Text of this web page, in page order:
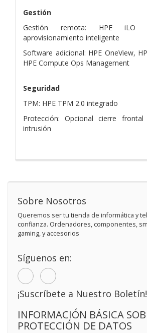
Gestión
Gestión remota: HPE iLO
aprovisionamiento inteligente
Software adicional: HPE OneView,
HPE Compute Ops Management
Seguridad
TPM: HPE TPM 2.0 integrado
Protección: Opcional cierre
intrusión
Sobre Nosotros
Queremos ser tu tienda de informática y
confianza. Ordenadores, componentes,
gaming, y accesorios
Síguenos en:
¡Suscríbete a Nuestro Boletín!
INFORMACIÓN BÁSICA
PROTECCIÓN DE DATOS